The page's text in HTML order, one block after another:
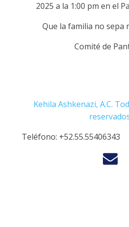
2025 a la 1:00 pm en el
Que la familia no sepa
Comité de
Kehila Ashkenazi, A.C.
Teléfono: +52.55.55406343